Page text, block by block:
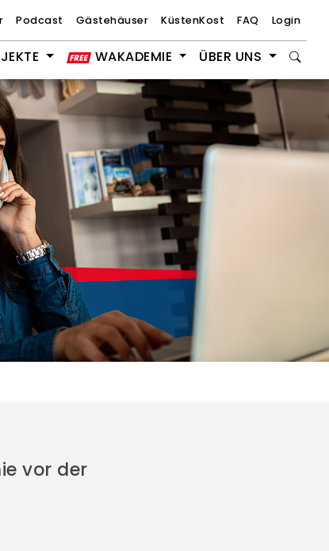
Podcast Gästehäuser KüstenKost FAQ Login
WAKADEMIE ÜBER UNS
vor der